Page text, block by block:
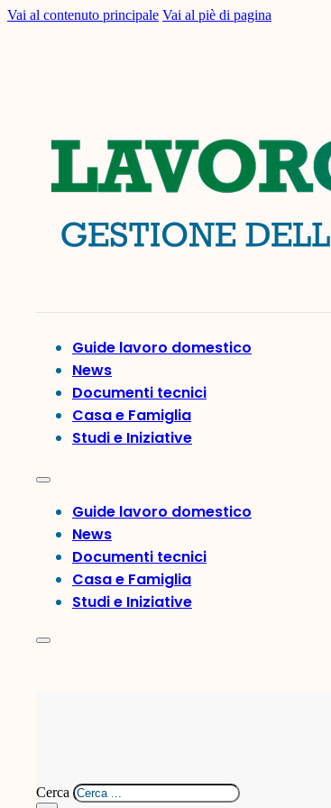
Vai al contenuto principale Vai al piè di pagina
Guide lavoro domestico
News
Documenti tecnici
Casa e Famiglia
Studi e Iniziative
Guide lavoro domestico
News
Documenti tecnici
Casa e Famiglia
Studi e Iniziative
Cerca